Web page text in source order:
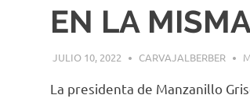
EN LA
JULIO 10, 2022 CARVAJALBERBER
La presidenta de Manzanillo